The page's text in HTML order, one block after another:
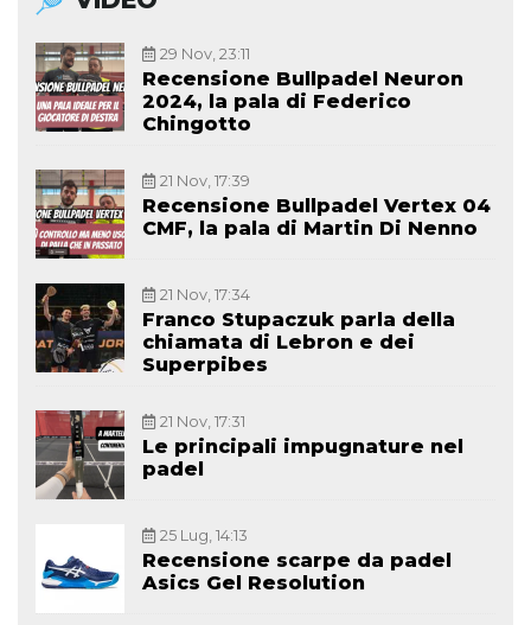
29 Nov, 23:11
Recensione Bullpadel Neuron
2024, la pala di Federico
Chingotto
21 Nov, 17:39
Recensione Bullpadel Vertex 04
CMF, la pala di Martin Di Nenno
21 Nov, 17:34
Franco Stupaczuk parla della
chiamata di Lebron e dei
Superpibes
21 Nov, 17:31
Le principali impugnature nel
padel
25 Lug, 14:13
Recensione scarpe da padel
Asics Gel Resolution